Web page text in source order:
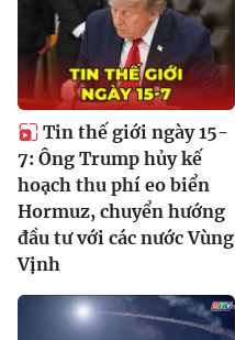
Tin thế giới ngày 15-
7: Ông Trump hủy kế
hoạch thu phí eo biển
Hormuz, chuyển hướng
đầu tư với các nước Vùng
Vịnh